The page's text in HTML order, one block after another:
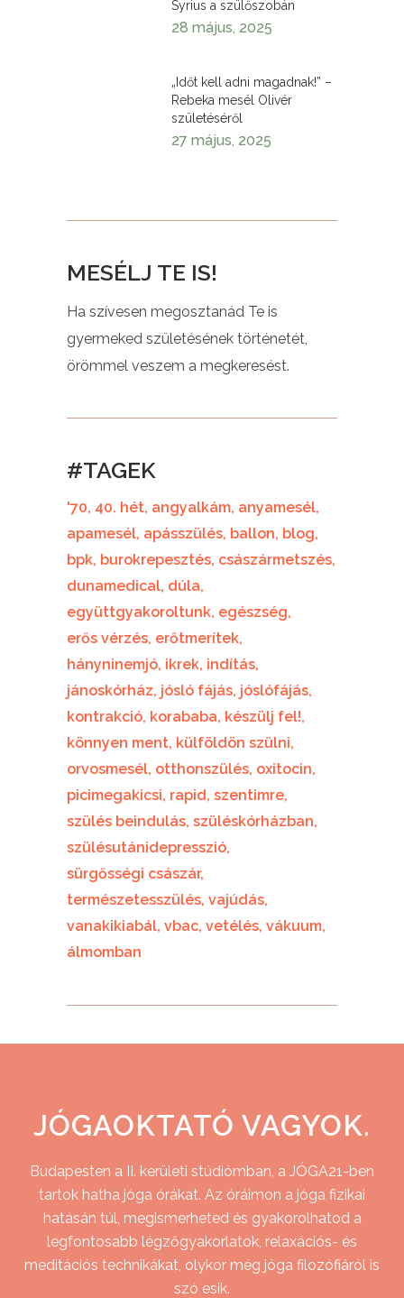
Syrius a szülőszobán
28 május, 2025
„Időt kell adni magadnak!” –
Rebeka mesél Olivér
születéséről
27 május, 2025
MESÉLJ TE IS!
Ha szívesen megosztanád Te is
gyermeked születésének történetét,
örömmel veszem a megkeresést.
#TAGEK
'70 40. hét angyalkám anyamesél
apamesél apásszülés ballon blog
bpk burokrepesztés császármetszés
dunamedical dúla
együttgyakoroltunk egészség
erős vérzés erőtmerítek
hányninemjó ikrek indítás
jánoskórház jósló fájás jóslófájás
kontrakció korababa készülj fel!
könnyen ment külföldön szülni
orvosmesél otthonszülés oxitocin
picimegakicsi rapid szentimre
szülés beindulás szüléskórházban
szülésutánidepresszió
sürgősségi császár
természetesszülés vajúdás
vanakikiabál vbac vetélés vákuum
álmomban
JÓGAOKTATÓ VAGYOK.
Budapesten a II. kerületi stúdiómban, a JÓGA21-ben
tartok hatha jóga órákat. Az óráimon a jóga fizikai
hatásán túl, megismerheted és gyakorolhatod a
legfontosabb légzőgyakorlatok, relaxációs- és
meditációs technikákat, olykor még jóga filozófiáról is
szó esik.